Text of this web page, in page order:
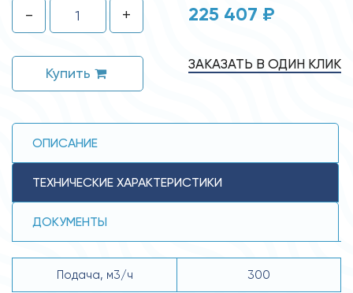
- +
Купить
225 407 ₽
ЗАКАЗАТЬ В ОДИН КЛИК
ОПИСАНИЕ
ТЕХНИЧЕСКИЕ ХАРАКТЕРИСТИКИ
ДОКУМЕНТЫ
Подача, м3/ч 300